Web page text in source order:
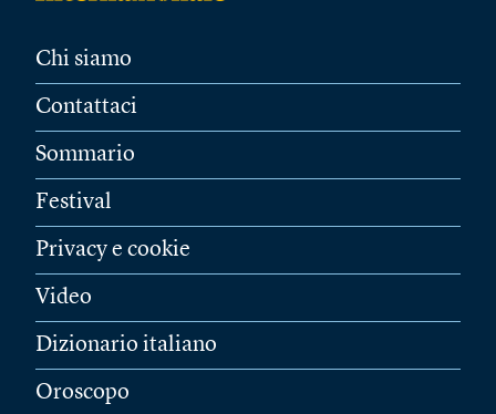
Chi siamo
Contattaci
Sommario
Festival
Privacy e cookie
Video
Dizionario italiano
Oroscopo